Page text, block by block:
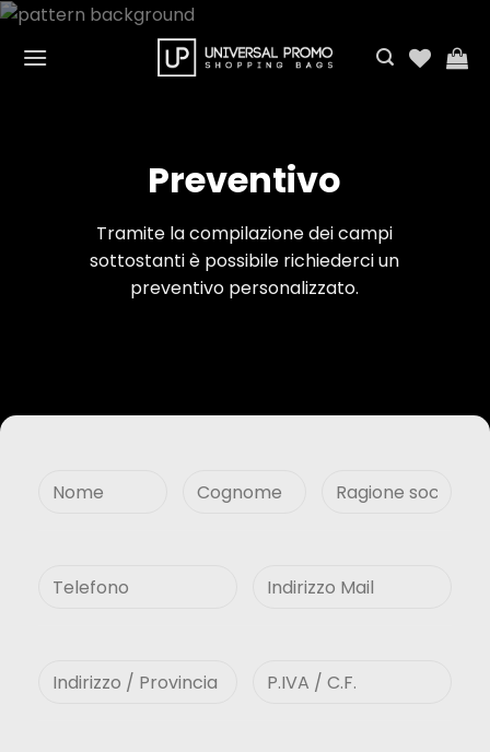
Salta
contenuti
Preventivo
Tramite la compilazione dei campi
sottostanti è possibile richiederci un
preventivo personalizzato.